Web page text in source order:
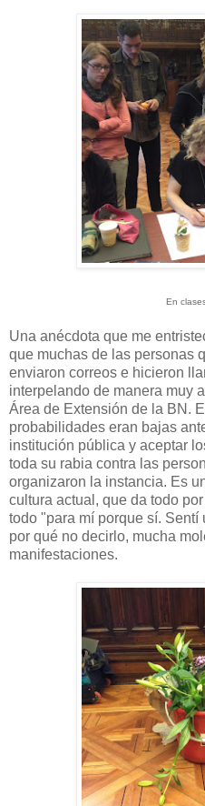
En
Una anécdota que me
que muchas de las personas
enviaron correos e hicieron
interpelando de manera muy
Área de Extensión de la BN.
probabilidades eran bajas
institución pública y aceptar
toda su rabia contra las
organizaron la instancia. Es
cultura actual, que da todo
todo "para mí porque sí.
por qué no decirlo, mucha
manifestaciones.